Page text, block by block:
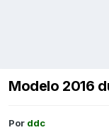
Modelo 2016
Por ddc